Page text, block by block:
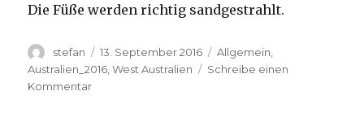
Die Füße werden richtig sandgestrahlt.
Autor
stefan
Veröffentlicht
am
13. September 2016 Kategorien
Allgemein
Australien_2016 ,West Australien
Schreibe einen
Kommentarzu